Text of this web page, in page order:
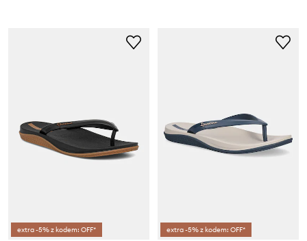
extra -5% z kodem: OFF* extra -5% z kodem: OFF*